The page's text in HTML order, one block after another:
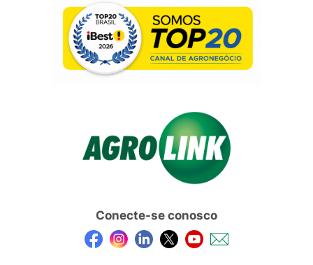
Conecte-se conosco